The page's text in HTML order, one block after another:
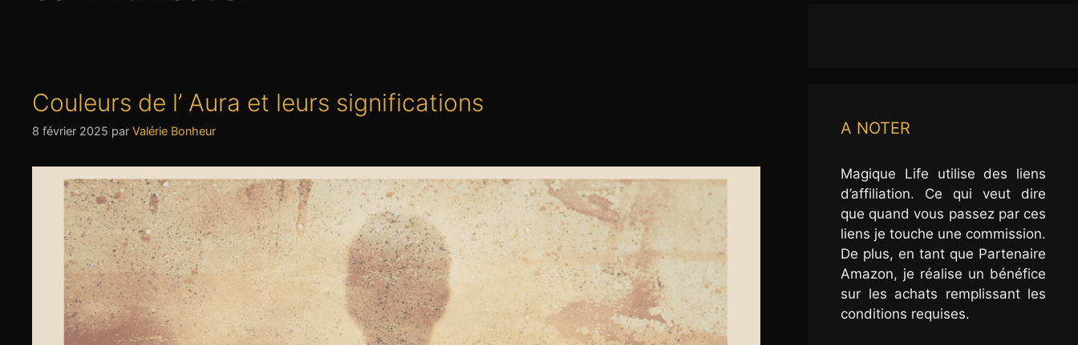
Couleurs de l’ Aura et leurs significations
8 février 2025 par Valérie Bonheur A NOTER
Magique Life utilise des liens
d’affiliation. Ce qui veut dire
que quand vous passez par ces
liens je touche une commission.
De plus, en tant que Partenaire
Amazon, je réalise un bénéfice
sur les achats remplissant les
conditions requises.